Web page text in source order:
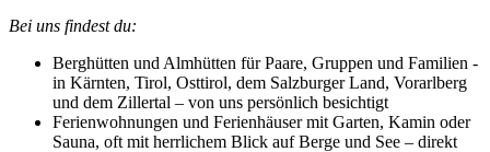
Bei uns findest du:
Berghütten und Almhütten für Paare, Gruppen und Familien -
in Kärnten, Tirol, Osttirol, dem Salzburger Land, Vorarlberg
und dem Zillertal – von uns persönlich besichtigt
Ferienwohnungen und Ferienhäuser mit Garten, Kamin oder
Sauna, oft mit herrlichem Blick auf Berge und See – direkt